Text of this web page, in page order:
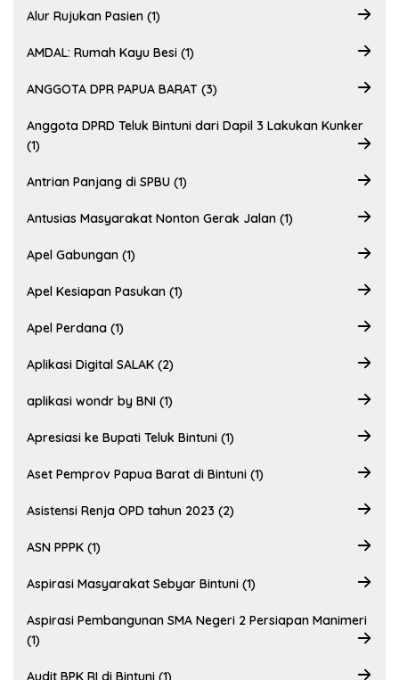
Alur Rujukan Pasien (1)
AMDAL: Rumah Kayu Besi (1)
ANGGOTA DPR PAPUA BARAT (3)
Anggota DPRD Teluk Bintuni dari Dapil 3 Lakukan Kunker
(1)
Antrian Panjang di SPBU (1)
Antusias Masyarakat Nonton Gerak Jalan (1)
Apel Gabungan (1)
Apel Kesiapan Pasukan (1)
Apel Perdana (1)
Aplikasi Digital SALAK (2)
aplikasi wondr by BNI (1)
Apresiasi ke Bupati Teluk Bintuni (1)
Aset Pemprov Papua Barat di Bintuni (1)
Asistensi Renja OPD tahun 2023 (2)
ASN PPPK (1)
Aspirasi Masyarakat Sebyar Bintuni (1)
Aspirasi Pembangunan SMA Negeri 2 Persiapan Manimeri
(1)
Audit BPK RI di Bintuni (1)